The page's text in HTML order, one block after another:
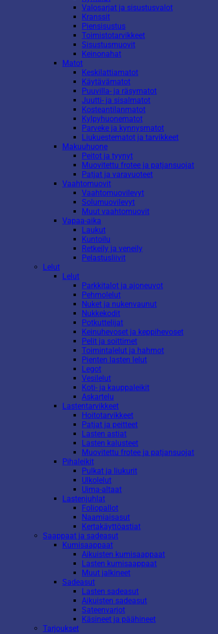
Valosarjat ja sisustusvalot
Kranssit
Piensisustus
Toimistotarvikkeet
Sisustusmuovit
Keinonahat
Matot
Keskilattiamatot
Käytävämatot
Puuvilla- ja räsymatot
Juutti- ja sisalmatot
Kosteantilanmatot
Kylpyhuonematot
Parveke ja kynnysmatot
Liukuestematot ja tarvikkeet
Makuuhuone
Peitot ja tyynyt
Muovitettu frotee ja patjansuojat
Patjat ja varavuoteet
Vaahtomuovit
Vaahtomuovilevyt
Solumuovilevyt
Muut vaahtomuovit
Vapaa-aika
Laukut
Kuntoilu
Retkeily ja veneily
Pelastusliivit
Lelut
Lelut
Parkkitalot ja ajoneuvot
Pehmolelut
Nuket ja nukenvaunut
Nukkekodit
Potkuttelijat
Keinuhevoset ja keppihevoset
Pelit ja soittimet
Toimintalelut ja hahmot
Pienten lasten lelut
Legot
Vesilelut
Koti- ja kauppaleikit
Askartelu
Lastentarvikkeet
Hoitotarvikkeet
Patjat ja peitteet
Lasten astiat
Lasten kalusteet
Muovitettu frotee ja patjansuojat
Pihaleikit
Pulkat ja liukurit
Ulkolelut
Uima-altaat
Lastenjuhlat
Foliopallot
Naamiaisasut
Kertakäyttöastiat
Saappaat ja sadeasut
Kumisaappaat
Aikuisten kumisaappaat
Lasten kumisaappaat
Muut jalkineet
Sadeasut
Lasten sadeasut
Aikuisten sadeasut
Sateenvarjot
Käsineet ja päähineet
Tarjoukset